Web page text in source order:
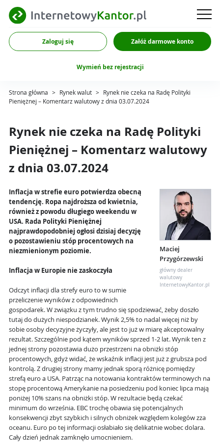
Zaloguj się Załóż darmowe konto
Wymień bez rejestracji
Strona główna > Rynek walut > Rynek nie czeka na Radę Polityki
Pieniężnej – Komentarz walutowy z dnia 03.07.2024
Rynek nie czeka na Radę Polityki
Pieniężnej – Komentarz walutowy
z dnia 03.07.2024
Maciej
Przygórzewski
główny dealer
walutowy
InternetowyKantor.pl
Inflacja w strefie euro potwierdza obecną
tendencję. Ropa najdroższa od kwietnia,
również z powodu długiego weekendu w
USA. Rada Polityki Pieniężnej
najprawdopodobniej ogłosi dzisiaj decyzję
o pozostawieniu stóp procentowych na
niezmienionym poziomie.
Inflacja w Europie nie zaskoczyła
Odczyt inflacji dla strefy euro to w sumie
przeliczenie wyników z odpowiednich
gospodarek. W związku z tym trudno się spodziewać, żeby doszło
tutaj do dużych niespodzianek. Wynik 2,5% to nadal więcej niż by
sobie osoby decyzyjne życzyły, ale jest to już w miarę akceptowalny
rezultat. Szczególnie pod kątem wyników sprzed 1-2 lat. Wynik ten z
jednej strony pozostawia dużo przestrzeni na obniżki stóp
procentowych, gdyż widać, że wskaźnik inflacji jest już z grubsza pod
kontrolą. Z drugiej strony mamy jednak sporą różnicę pomiędzy
strefą euro a USA. Patrząc na notowania kontraktów terminowych na
stopę procentową Amerykanie na posiedzeniu pod koniec lipca mają
poniżej 10% szans na obniżki stóp. W rezultacie będą czekać
minimum do września. EBC trochę obawia się potencjalnych
konsekwencji zbyt szybkich i silnych obniżek względem kolegów zza
oceanu. Euro po tej informacji osłabiało się delikatnie wobec dolara.
Cały dzień jednak zamknęło umocnieniem.